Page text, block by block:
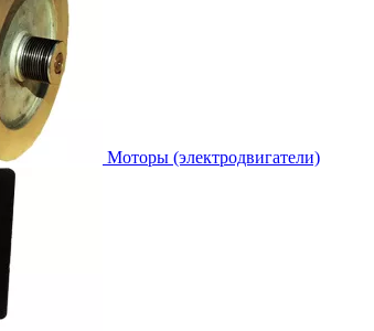
Моторы (электродвигатели)